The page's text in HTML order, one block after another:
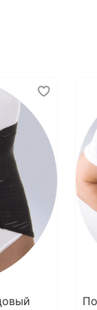
отделы
возможности
жесткости;
создает акцент
эластичным
давит и не
области из-за
удобен при
длительном
и
к